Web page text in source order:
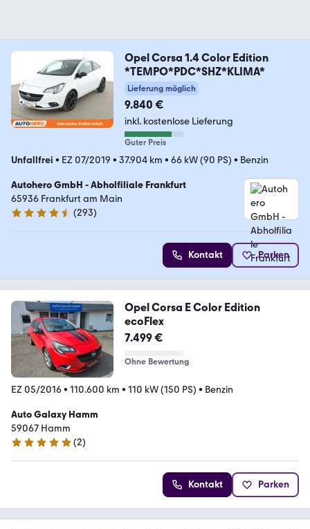
Opel Corsa 1.4 Color Edition
*TEMPO*PDC*SHZ*KLIMA*
Lieferung möglich
9.840 €
inkl. kostenlose Lieferung
Guter Preis
Unfallfrei • EZ 07/2019 • 37.904 km • 66 kW (90 PS) • Benzin
Autohero GmbH - Abholfiliale Frankfurt
65936 Frankfurt am Main
4.6 Sterne
(293)
Kontakt Parken
Opel Corsa E Color Edition
ecoFlex
7.499 €
Ohne Bewertung
EZ 05/2016• 110.600 km • 110 kW (150 PS) • Benzin
Auto Galaxy Hamm
59067 Hamm
5 Sterne
(2)
Kontakt Parken